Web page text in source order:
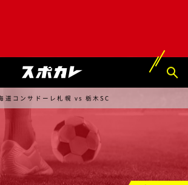
道コンサドーレ札幌 vs 栃木SC